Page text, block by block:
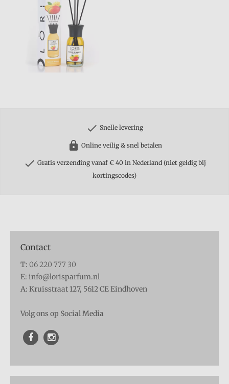
check Snelle levering
https Online veilig & snel betalen
check Gratis verzending vanaf € 40 in Nederland (niet geldig bij
kortingscodes)
Contact
T: 06 220 777 30
E: info@lorisparfum.nl
A: Kruisstraat 127, 5612 CE Eindhoven
Volg ons op Social Media